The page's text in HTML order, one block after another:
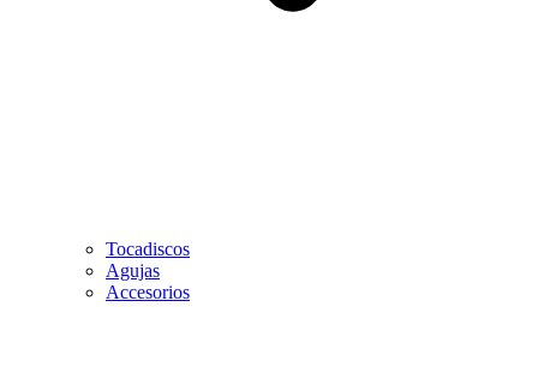
Tocadiscos
Agujas
Accesorios